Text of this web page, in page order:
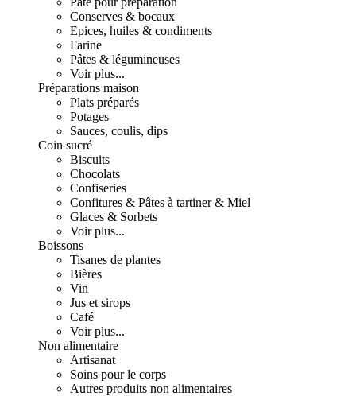
Conserves & bocaux
Epices, huiles & condiments
Farine
Pâtes & légumineuses
Voir plus...
Préparations maison
Plats préparés
Potages
Sauces, coulis, dips
Coin sucré
Biscuits
Chocolats
Confiseries
Confitures & Pâtes à tartiner & Miel
Glaces & Sorbets
Voir plus...
Boissons
Tisanes de plantes
Bières
Vin
Jus et sirops
Café
Voir plus...
Non alimentaire
Artisanat
Soins pour le corps
Autres produits non alimentaires